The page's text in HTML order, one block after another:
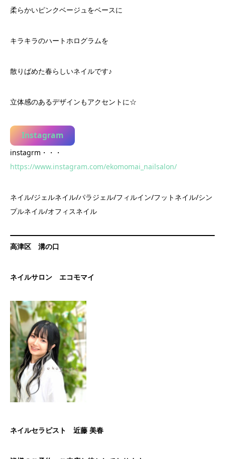
柔らかいピンクベージュをベースに
キラキラのハートホログラムを
散りばめた春らしいネイルです♪
立体感のあるデザインもアクセントに☆
Instagram
instagrm・・・
https://www.instagram.com/ekomomai_nailsalon/
ネイル/ジェルネイル/パラジェル/フィルイン/フットネイル/シン
プルネイル/オフィスネイル
高津区 溝の口
ネイルサロン エコモマイ
ネイルセラピスト 近藤 美春